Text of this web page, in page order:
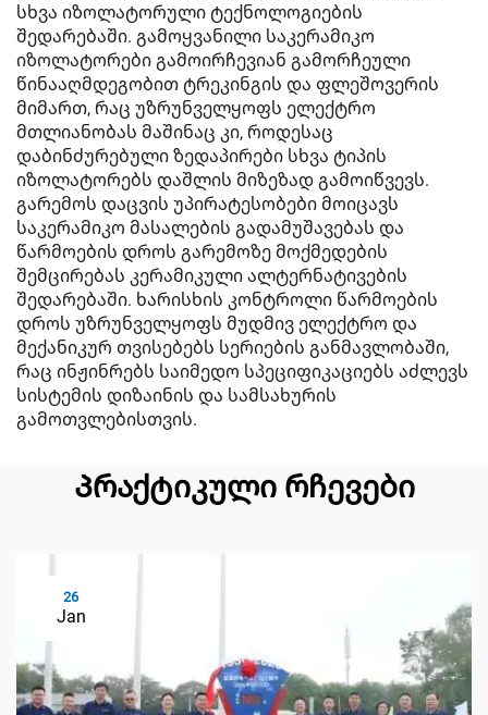
სხვა იზოლატორული ტექნოლოგიების
შედარებაში. გამოყვანილი საკერამიკო
იზოლატორები გამოირჩევიან გამორჩეული
წინააღმდეგობით ტრეკინგის და ფლეშოვერის
მიმართ, რაც უზრუნველყოფს ელექტრო
მთლიანობას მაშინაც კი, როდესაც
დაბინძურებული ზედაპირები სხვა ტიპის
იზოლატორებს დაშლის მიზეზად გამოიწვევს.
გარემოს დაცვის უპირატესობები მოიცავს
საკერამიკო მასალების გადამუშავებას და
წარმოების დროს გარემოზე მოქმედების
შემცირებას კერამიკული ალტერნატივების
შედარებაში. ხარისხის კონტროლი წარმოების
დროს უზრუნველყოფს მუდმივ ელექტრო და
მექანიკურ თვისებებს სერიების განმავლობაში,
რაც ინჟინრებს საიმედო სპეციფიკაციებს აძლევს
სისტემის დიზაინის და სამსახურის
გამოთვლებისთვის.
Პრაქტიკული რჩევები
26
Jan